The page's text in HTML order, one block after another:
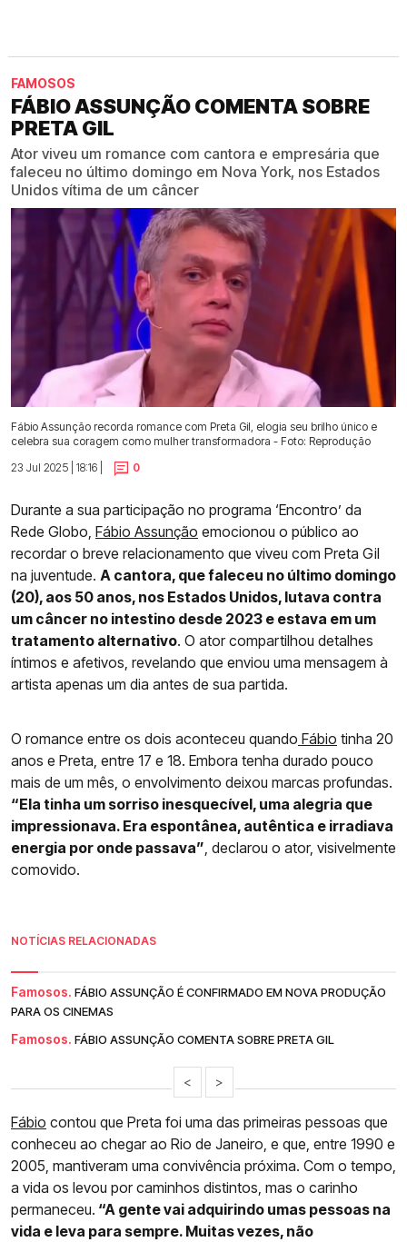
FAMOSOS
FÁBIO ASSUNÇÃO COMENTA SOBRE
PRETA GIL
Ator viveu um romance com cantora e empresária que
faleceu no último domingo em Nova York, nos Estados
Unidos vítima de um câncer
Fábio Assunção recorda romance com Preta Gil, elogia seu brilho único e
celebra sua coragem como mulher transformadora - Foto: Reprodução
23 Jul 2025 | 18:16 |
0
Durante a sua participação no programa ‘Encontro’ da
Rede Globo, Fábio Assunção emocionou o público ao
recordar o breve relacionamento que viveu com Preta Gil
na juventude. A cantora, que faleceu no último domingo
(20), aos 50 anos, nos Estados Unidos, lutava contra
um câncer no intestino desde 2023 e estava em um
tratamento alternativo. O ator compartilhou detalhes
íntimos e afetivos, revelando que enviou uma mensagem à
artista apenas um dia antes de sua partida.
O romance entre os dois aconteceu quando Fábio tinha 20
anos e Preta, entre 17 e 18. Embora tenha durado pouco
mais de um mês, o envolvimento deixou marcas profundas.
“Ela tinha um sorriso inesquecível, uma alegria que
impressionava. Era espontânea, autêntica e irradiava
energia por onde passava” , declarou o ator, visivelmente
comovido.
NOTÍCIAS RELACIONADAS
Famosos. FÁBIO ASSUNÇÃO É CONFIRMADO EM NOVA PRODUÇÃO
PARA OS CINEMAS
Famosos. FÁBIO ASSUNÇÃO COMENTA SOBRE PRETA GIL
< >
Fábio contou que Preta foi uma das primeiras pessoas que
conheceu ao chegar ao Rio de Janeiro, e que, entre 1990 e
2005, mantiveram uma convivência próxima. Com o tempo,
a vida os levou por caminhos distintos, mas o carinho
permaneceu. “A gente vai adquirindo umas pessoas na
vida e leva para sempre. Muitas vezes, não